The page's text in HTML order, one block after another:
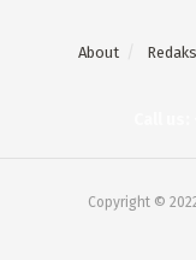
About
Copyright ©